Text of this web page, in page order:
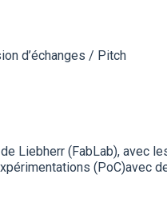
d’échanges / Pitch
Liebherr (FabLab),
(PoC)avec